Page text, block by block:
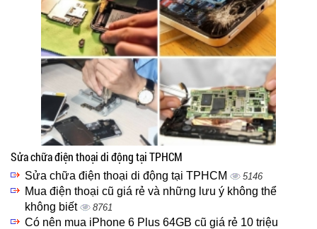
Sửa chữa điện thoại di động tại TPHCM
Sửa chữa điện thoại di động tại TPHCM 5146
Mua điện thoại cũ giá rẻ và những lưu ý không thể
không biết
8761
Có nên mua iPhone 6 Plus 64GB cũ giá rẻ 10 triệu